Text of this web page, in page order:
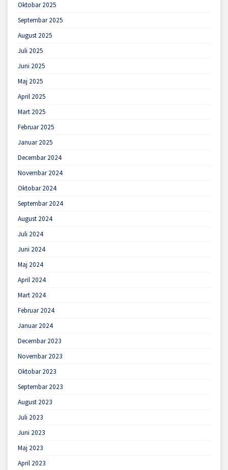
Oktobar 2025
Septembar 2025
August 2025
Juli 2025
Juni 2025
Maj 2025
April 2025
Mart 2025
Februar 2025
Januar 2025
Decembar 2024
Novembar 2024
Oktobar 2024
Septembar 2024
August 2024
Juli 2024
Juni 2024
Maj 2024
April 2024
Mart 2024
Februar 2024
Januar 2024
Decembar 2023
Novembar 2023
Oktobar 2023
Septembar 2023
August 2023
Juli 2023
Juni 2023
Maj 2023
April 2023